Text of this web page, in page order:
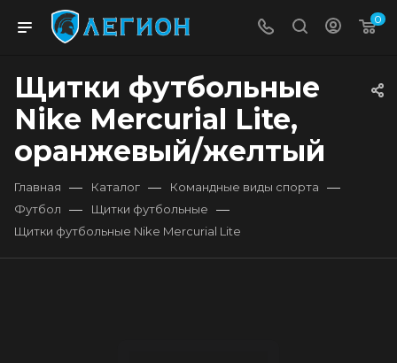
0
Щитки футбольные
Nike Mercurial Lite,
оранжевый/желтый
Главная — Каталог — Командные виды спорта —
Футбол — Щитки футбольные —
Щитки футбольные Nike Mercurial Lite